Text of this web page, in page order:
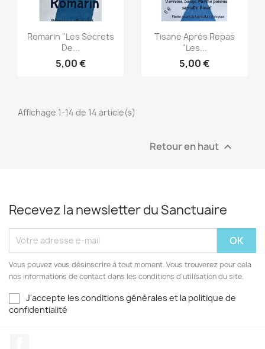
Aperçu rapide
Romarin "les Secrets
De...
5,00 €
Aperçu rapide
Tisane Aprés Repas
"les...
5,00 €
Affichage 1-14 de 14 article(s)
Retour en haut 
Recevez la newsletter du Sanctuaire
Vous pouvez vous désinscrire à tout moment. Vous trouverez pour cela
nos informations de contact dans les conditions d'utilisation du site.
J'accepte les conditions générales et la politique de
confidentialité